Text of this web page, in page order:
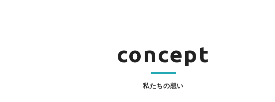
concept
私たちの想い